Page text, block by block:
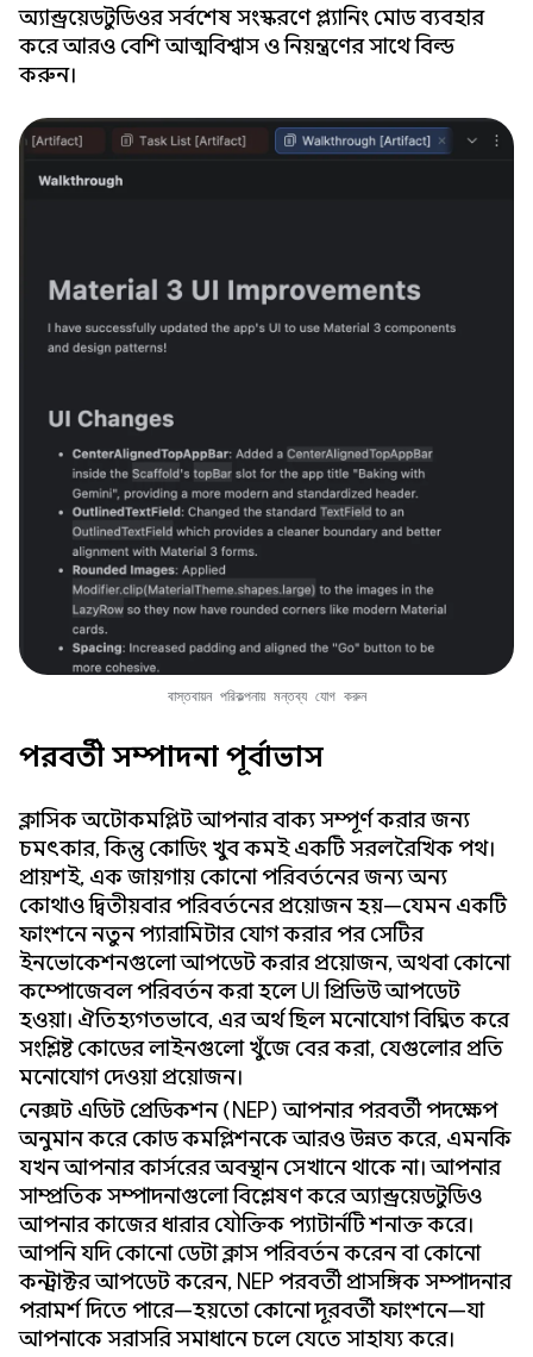
অ্যান্ড্রয়েড স্টুডিওর সর্বশেষ সংস্করণে প্ল্যানিং মোড ব্যবহার
করে আরও বেশি আত্মবিশ্বাস ও নিয়ন্ত্রণের সাথে বিল্ড
করুন।
বাস্তবায়ন পরিকল্পনায় মন্তব্য যোগ করুন
পরবর্তী সম্পাদনা পূর্বাভাস
ক্লাসিক অটোকমপ্লিট আপনার বাক্য সম্পূর্ণ করার জন্য
চমৎকার, কিন্তু কোডিং খুব কমই একটি সরলরৈখিক পথ।
প্রায়শই, এক জায়গায় কোনো পরিবর্তনের জন্য অন্য
কোথাও দ্বিতীয়বার পরিবর্তনের প্রয়োজন হয়—যেমন একটি
ফাংশনে নতুন প্যারামিটার যোগ করার পর সেটির
ইনভোকেশনগুলো আপডেট করার প্রয়োজন, অথবা কোনো
কম্পোজেবল পরিবর্তন করা হলে UI প্রিভিউ আপডেট
হওয়া। ঐতিহ্যগতভাবে, এর অর্থ ছিল মনোযোগ বিঘ্নিত করে
সংশ্লিষ্ট কোডের লাইনগুলো খুঁজে বের করা, যেগুলোর প্রতি
মনোযোগ দেওয়া প্রয়োজন।
নেক্সট এডিট প্রেডিকশন (NEP) আপনার পরবর্তী পদক্ষেপ
অনুমান করে কোড কমপ্লিশনকে আরও উন্নত করে, এমনকি
যখন আপনার কার্সরের অবস্থান সেখানে থাকে না। আপনার
সাম্প্রতিক সম্পাদনাগুলো বিশ্লেষণ করে অ্যান্ড্রয়েড স্টুডিও
আপনার কাজের ধারার যৌক্তিক প্যাটার্নটি শনাক্ত করে।
আপনি যদি কোনো ডেটা ক্লাস পরিবর্তন করেন বা কোনো
কনস্ট্রাক্টর আপডেট করেন, NEP পরবর্তী প্রাসঙ্গিক সম্পাদনার
পরামর্শ দিতে পারে—হয়তো কোনো দূরবর্তী ফাংশনে—যা
আপনাকে সরাসরি সমাধানে চলে যেতে সাহায্য করে।